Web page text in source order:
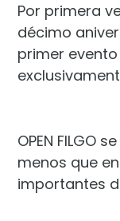
Por primera
décimo
primer
OPEN FILGO
menos que
importantes